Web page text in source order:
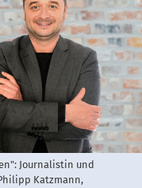
Journalistin und
Katzmann,